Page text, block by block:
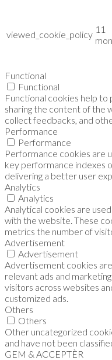
viewed_cookie_policy 11
Functional
Functional
Functional cookies help
sharing the content of the
collect feedbacks, and
Performance
Performance
Performance cookies are
key performance indexes
delivering a better user
Analytics
Analytics
Analytical cookies are
with the website. These
metrics the number of
Advertisement
Advertisement
Advertisement cookies
relevant ads and
visitors across websites
customized ads.
Others
Others
Other uncategorized
and have not been
GEM & ACCEPTÈR